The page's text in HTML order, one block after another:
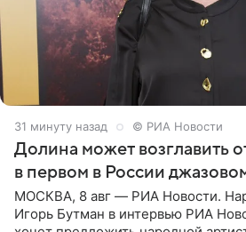
31 минуту назад © РИА Новости
Долина может возглавить
в первом в России
МОСКВА, 8 авг — РИА Новости.
Игорь Бутман в интервью РИА